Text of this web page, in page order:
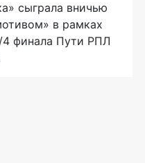
сыграла вничью
в рамках
4 финала Пути РПЛ